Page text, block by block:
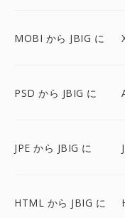
MOBI から JBIG に
PSD から JBIG に
JPE から JBIG に
HTML から JBIG に